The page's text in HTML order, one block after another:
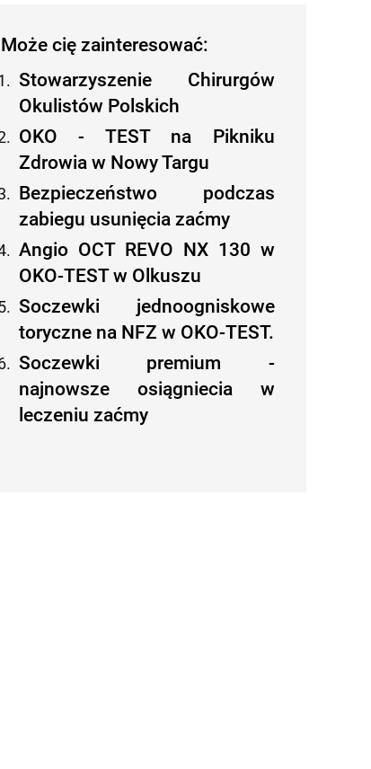
Może cię zainteresować:
Stowarzyszenie Chirurgów
Okulistów Polskich
OKO - TEST na Pikniku
Zdrowia w Nowy Targu
Bezpieczeństwo podczas
zabiegu usunięcia zaćmy
Angio OCT REVO NX 130 w
OKO-TEST w Olkuszu
Soczewki jednoogniskowe
toryczne na NFZ w OKO-TEST.
Soczewki premium -
najnowsze osiągniecia w
leczeniu zaćmy